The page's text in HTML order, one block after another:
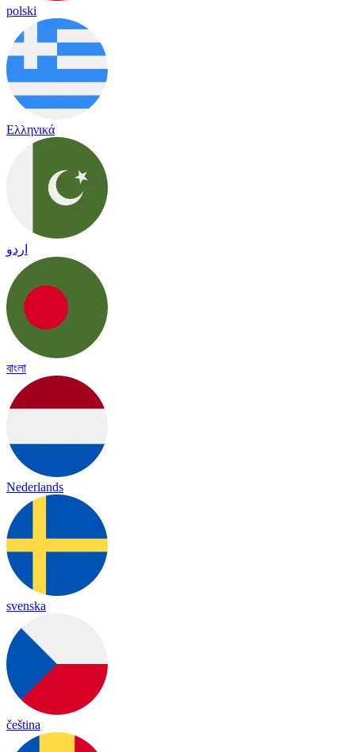
polski
Ελληνικά
اردو
বাংলা
Nederlands
svenska
čeština